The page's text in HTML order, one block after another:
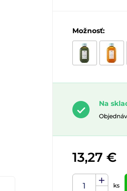
Možnosť:
Na
13,27 €
ks